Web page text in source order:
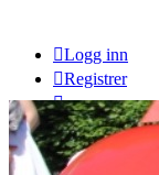
Logg inn
Registrer